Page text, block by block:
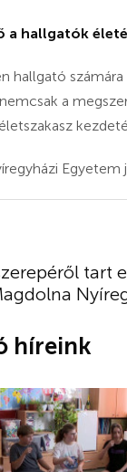
a hallgatók
hallgató
a
Egyetem
tart
híreink